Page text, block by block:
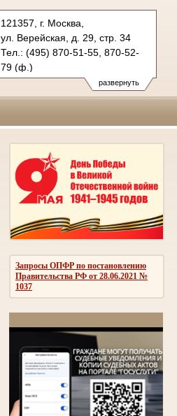
развернуть
121357, г. Москва,
ул. Верейская, д. 29, стр. 34
Тел.: (495) 870-51-55, 870-52-
79 (ф.)
2kas@sudrf.ru
Запросы ОПФР по постановлению
Правительства РФ от 28.06.2021 №
1037